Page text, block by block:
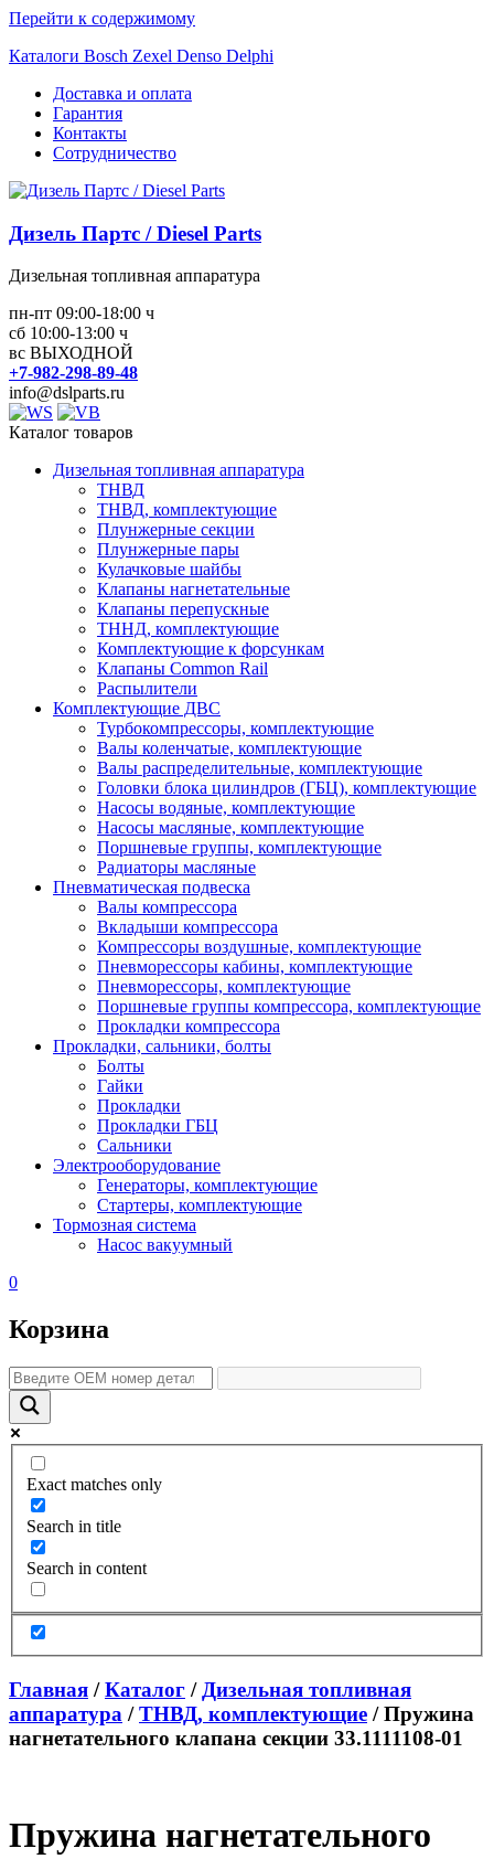
Перейти к содержимому
Каталоги Bosch Zexel Denso Delphi
Доставка и оплата
Гарантия
Контакты
Сотрудничество
Дизель Партс / Diesel Parts
Дизельная топливная аппаратура
пн-пт 09:00-18:00 ч
сб 10:00-13:00 ч
вс ВЫХОДНОЙ
+7-982-298-89-48
info@dslparts.ru
Каталог товаров
Дизельная топливная аппаратура
ТНВД
ТНВД, комплектующие
Плунжерные секции
Плунжерные пары
Кулачковые шайбы
Клапаны нагнетательные
Клапаны перепускные
ТННД, комплектующие
Комплектующие к форсункам
Клапаны Common Rail
Распылители
Комплектующие ДВС
Турбокомпрессоры, комплектующие
Валы коленчатые, комплектующие
Валы распределительные, комплектующие
Головки блока цилиндров (ГБЦ), комплектующие
Насосы водяные, комплектующие
Насосы масляные, комплектующие
Поршневые группы, комплектующие
Радиаторы масляные
Пневматическая подвеска
Валы компрессора
Вкладыши компрессора
Компрессоры воздушные, комплектующие
Пневморессоры кабины, комплектующие
Пневморессоры, комплектующие
Поршневые группы компрессора, комплектующие
Прокладки компрессора
Прокладки, сальники, болты
Болты
Гайки
Прокладки
Прокладки ГБЦ
Сальники
Электрооборудование
Генераторы, комплектующие
Стартеры, комплектующие
Тормозная система
Насос вакуумный
0
Корзина
Exact matches only
Search in title
Search in content
Главная /Каталог / Дизельная топливная
аппаратура /ТНВД, комплектующие / Пружина
нагнетательного клапана секции 33.1111108-01
Пружина нагнетательного